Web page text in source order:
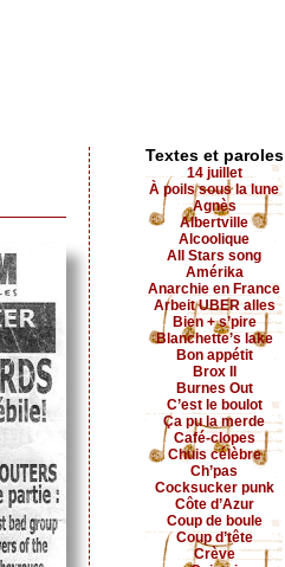
Textes et paroles
14 juillet
À poils sous la lune
Agnès
Albertville
Alcoolique
All Stars song
Amérika
Anarchie en France
Arbeit UBER alles
Bien + s’pire
Blanchette’s lake
Bon appétit
Brox II
Burnes Out
C’est le boulot
Ça pu la merde
Café-clopes
Chuis célèbre
Ch’pas
Cocksucker punk
Côte d’Azur
Coup de boule
Coup d’tête
Crève